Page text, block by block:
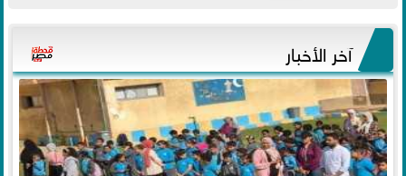
آخر الأخبار